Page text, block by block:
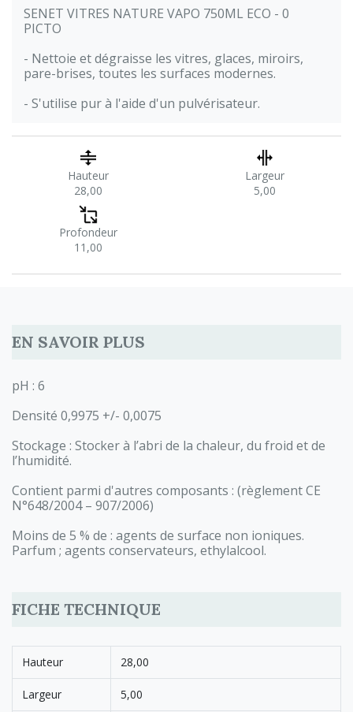
SENET VITRES NATURE VAPO 750ML ECO - 0
PICTO
- Nettoie et dégraisse les vitres, glaces, miroirs,
pare-brises, toutes les surfaces modernes.
- S'utilise pur à l'aide d'un pulvérisateur.
Hauteur
28,00
Largeur
5,00
Profondeur
11,00
EN SAVOIR PLUS
pH : 6
Densité 0,9975 +/- 0,0075
Stockage : Stocker à l’abri de la chaleur, du froid et de
l’humidité.
Contient parmi d'autres composants : (règlement CE
N°648/2004 – 907/2006)
Moins de 5 % de : agents de surface non ioniques.
Parfum ; agents conservateurs, ethylalcool.
FICHE TECHNIQUE
Hauteur 28,00
Largeur 5,00